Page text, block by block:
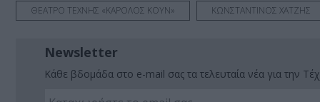
ΘΕΑΤΡΟ ΤΕΧΝΗΣ «ΚΑΡΟΛΟΣ ΚΟΥΝ»
ΚΩΝΣΤΑΝΤΙΝΟΣ ΧΑΤΖΗΣ
Newsletter
Κάθε βδομάδα στο e-mail σας τα τελευταία νέα για την